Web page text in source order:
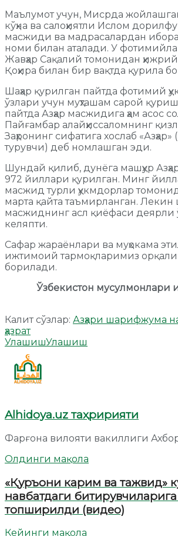
Маълумот учун, Мисрда
кўҳна ва салоҳиятли Ислом
масжиди ва мадрасалардан
номи билан аталади. У
Жавҳар Сақалий томонидан
Қоҳира билан бир вақтда қурила
Шаҳар қурилган пайтда фотимий
ўзлари учун муҳташам сарой
пайтда Азҳар масжидига ҳам асос
Пайғамбар алайҳиссаломнинг
Заҳронинг сифатига хослаб «Азҳар»
турувчи) деб номлашган эди.
Шундай қилиб, дунёга машҳур
972 йиллари қурилган. Минг
масжид турли ҳукмдорлар
марта қайта таъмирланган. Лекин
масжиднинг асл қиёфаси деярли
келяпти.
Сафар жараёнлари ва муҳокама
ижтимоий тармоқларимиз
борилади.
Ўзбекистон мусулмонлари
Калит сўзлар: Азҳари шарифжума
ҳазрат
УлашишУлашиш
Alhidoya.uz таҳририяти
Фарғона вилояти вакиллиги
Олдинги мақола
«Қуръони карим ва тажвид»
навбатдаги
топширилди (видео)
Кейинги мақола